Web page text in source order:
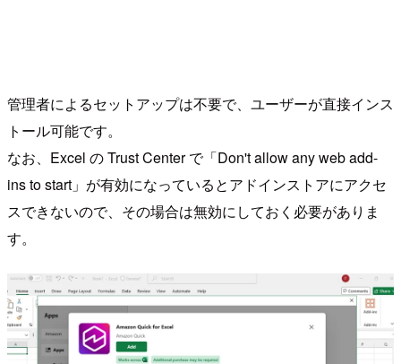
管理者によるセットアップは不要で、ユーザーが直接インス
トール可能です。
なお、Excel の Trust Center で「Don't allow any web add-
ins to start」が有効になっているとアドインストアにアクセ
スできないので、その場合は無効にしておく必要がありま
す。